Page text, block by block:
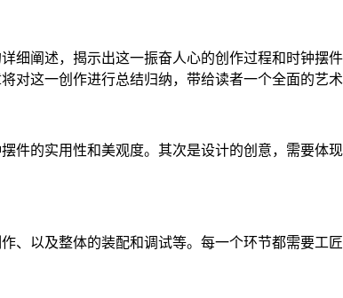
阐述，揭示出这一振奋人心的创作过程和时钟摆
对这一创作进行总结归纳，带给读者一个全面的艺术
的实用性和美观度。其次是设计的创意，需要体
以及整体的装配和调试等。每一个环节都需要工